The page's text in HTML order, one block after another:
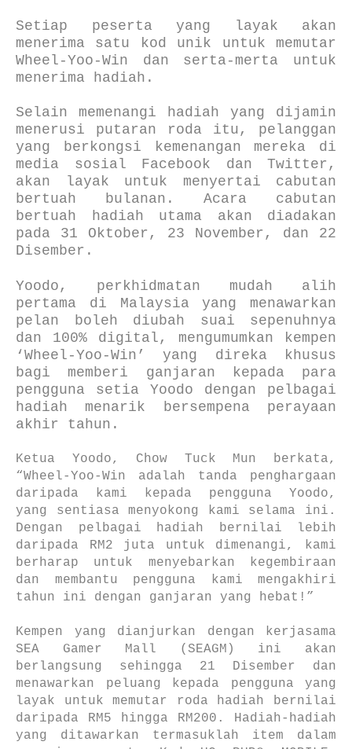
Setiap peserta yang layak akan
menerima satu kod unik untuk memutar
Wheel-Yoo-Win dan serta-merta untuk
menerima hadiah.
Selain memenangi hadiah yang dijamin
menerusi putaran roda itu, pelanggan
yang berkongsi kemenangan mereka di
media sosial Facebook dan Twitter,
akan layak untuk menyertai cabutan
bertuah bulanan. Acara cabutan
bertuah hadiah utama akan diadakan
pada 31 Oktober, 23 November, dan 22
Disember.
Yoodo, perkhidmatan mudah alih
pertama di Malaysia yang menawarkan
pelan boleh diubah suai sepenuhnya
dan 100% digital, mengumumkan kempen
‘Wheel-Yoo-Win’ yang direka khusus
bagi memberi ganjaran kepada para
pengguna setia Yoodo dengan pelbagai
hadiah menarik bersempena perayaan
akhir tahun.
Ketua Yoodo, Chow Tuck Mun berkata,
“Wheel-Yoo-Win adalah tanda penghargaan
daripada kami kepada pengguna Yoodo,
yang sentiasa menyokong kami selama ini.
Dengan pelbagai hadiah bernilai lebih
daripada RM2 juta untuk dimenangi, kami
berharap untuk menyebarkan kegembiraan
dan membantu pengguna kami mengakhiri
tahun ini dengan ganjaran yang hebat!”
Kempen yang dianjurkan dengan kerjasama
SEA Gamer Mall (SEAGM) ini akan
berlangsung sehingga 21 Disember dan
menawarkan peluang kepada pengguna yang
layak untuk memutar roda hadiah bernilai
daripada RM5 hingga RM200. Hadiah-hadiah
yang ditawarkan termasuklah item dalam